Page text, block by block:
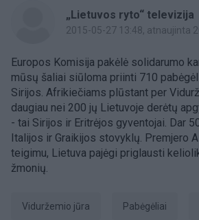
„Lietuvos ryto“ televizija
2015-05-27 13:48, atnaujinta
Europos Komisija pakėlė solidarumo
mūsų šaliai siūloma priinti 710
Sirijos. Afrikiečiams plūstant per
daugiau nei 200 jų Lietuvoje derėtų
- tai Sirijos ir Eritrėjos gyventojai. Dar
Italijos ir Graikijos stovyklų. Premjero
teigimu, Lietuva pajėgi priglausti
žmonių.
Viduržemio jūra pabėgėliai